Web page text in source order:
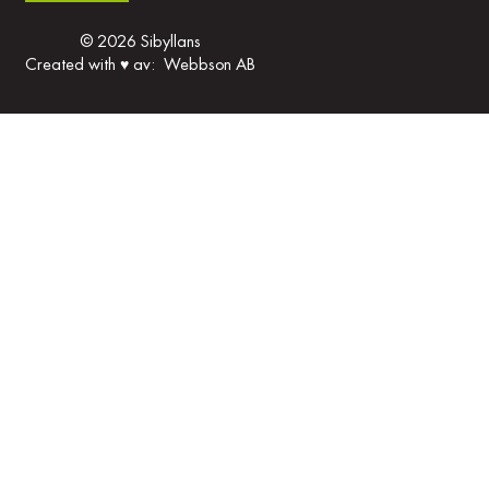
© 2026 Sibyllans
Created with ♥av: Webbson AB